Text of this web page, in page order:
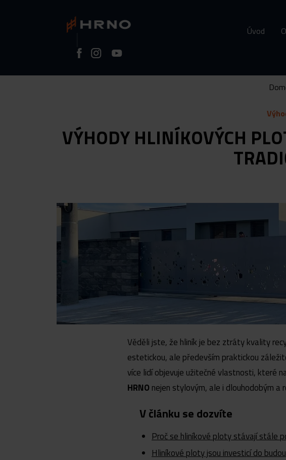
Úvod
VÝHODY HLINÍKOVÝCH
Věděli jste, že hliník je bez ztráty kvality
estetickou, ale především praktickou
více lidí objevuje užitečné vlastnosti, které
HRNO nejen stylovým, ale i dlouhodobým a
V článku se dozvíte
Proč se hliníkové ploty stávají stále
Hliníkové ploty jsou investicí do